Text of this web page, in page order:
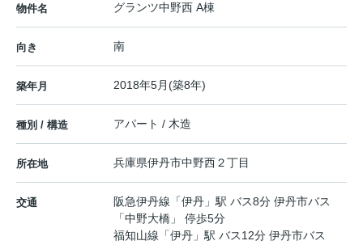
物件名 グランツ中野西 A棟
向き 南
築年月 2018年5月(築8年)
種別 / 構造 アパート / 木造
所在地 兵庫県伊丹市中野西２丁目
交通 阪急伊丹線 「伊丹 」駅 バス8分 伊丹市バス
「中野大橋」 停歩5分
福知山線 「伊丹 」駅 バス12分 伊丹市バス